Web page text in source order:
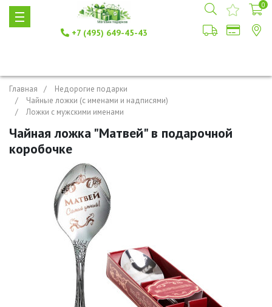
+7 (495) 649-45-43
0
Главная
Недорогие подарки
Чайные ложки (с именами и надписями)
Ложки с мужскими именами
Чайная ложка "Матвей" в подарочной
коробочке